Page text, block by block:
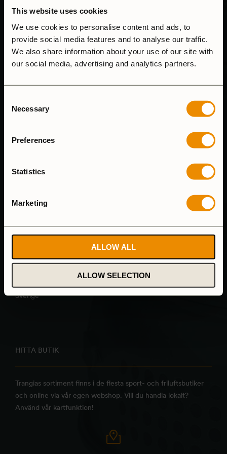
This website uses cookies
We use cookies to personalise content and ads, to
provide social media features and to analyse our traffic.
We also share information about your use of our site with
our social media, advertising and analytics partners.
Selection
Necessary
Preferences
Statistics
Marketing
ALLOW ALL
ALLOW SELECTION
KUNDSUPPORT
Vi svarar på e-mail så fort vi kan och våra telefontider är
8.00-15.00 (mån-fre)
Tel: (+46) 640-681335
ÅNGRA KÖP
HUVUDKONTOR & FABRIK
Trangia AB
Sverige
HITTA BUTIK
Trangias sortiment finns i de flesta sport- och friluftsbutiker
och online via vår egen webshop. Vill du handla lokalt?
Använd vår kartfunktion!